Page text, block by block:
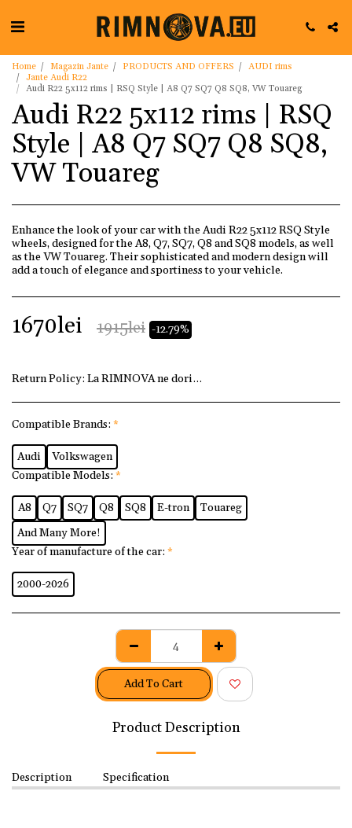
Home Magazin Jante PRODUCTS AND OFFERS
AUDI rims
Jante Audi R22
Audi R22 5x112 rims | RSQ Style | A8 Q7 SQ7 Q8 SQ8, VW Touareg
Audi R22 5x112 rims | RSQ
Style | A8 Q7 SQ7 Q8 SQ8,
VW Touareg
Enhance the look of your car with the Audi R22 5x112 RSQ Style
wheels, designed for the A8, Q7, SQ7, Q8 and SQ8 models, as well
as the VW Touareg. Their sophisticated and modern design will
add a touch of elegance and sportiness to your vehicle.
1670lei 1915lei -12.79%
Return Policy: La RIMNOVA ne dorim ca fiecare client
Compatible Brands: *
Audi
Volkswagen
Compatible Models: *
A8 Q7 SQ7 Q8 SQ8 E-tron
Touareg
And Many More!
Year of manufacture of the car: *
2000-2026
Add To Cart
Product Description
Description Specification